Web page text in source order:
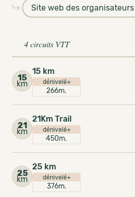
Site web des organisateurs
4 circuits VTT
15
km
15 km
dénivelé+
266m.
21
km
21Km Trail
dénivelé+
450m.
25
km
25 km
dénivelé+
376m.